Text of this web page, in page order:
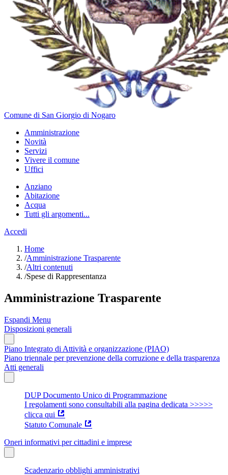
Comune di San Giorgio di Nogaro
Amministrazione
Novità
Servizi
Vivere il comune
Uffici
Anziano
Abitazione
Acqua
Tutti gli argomenti...
Accedi
Home
/Amministrazione Trasparente
/Altri contenuti
/Spese di Rappresentanza
Amministrazione Trasparente
Espandi Menu
Disposizioni generali
Piano Integrato di Attività e organizzazione (PIAO)
Piano triennale per prevenzione della corruzione e della trasparenza
Atti generali
DUP Documento Unico di Programmazione
I regolamenti sono consultabili alla pagina dedicata >>>>>
clicca qui
Statuto Comunale
Oneri informativi per cittadini e imprese
Scadenzario obblighi amministrativi